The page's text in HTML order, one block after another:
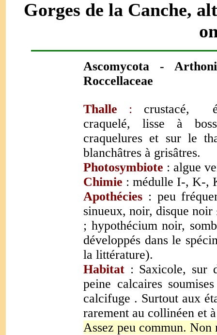
Gorges de la Canche,
Ascomycota -
Roccellaceae
Thalle : crustacé,
craquelé, lisse à
craquelures et sur le
blanchâtres à grisâtres.
Photosymbiote : algue
Chimie : médulle I-, K-,
Apothécies : peu
sinueux, noir, disque
; hypothécium noir,
développés dans le
la littérature).
Habitat : Saxicole, sur
peine calcaires
calcifuge . Surtout aux
rarement au collinéen et
Assez peu commun. Non